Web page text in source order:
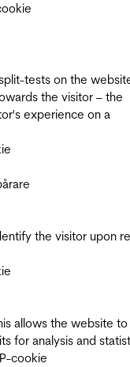
tests on the
the visitor – the
experience on a
the visitor upon
allows the website to
for analysis and
cookie